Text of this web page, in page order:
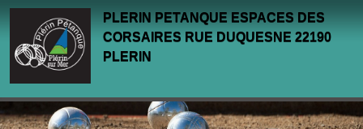
PLERIN PETANQUE ESPACES DES
CORSAIRES RUE DUQUESNE 22190
PLERIN
Panneau de gestion des cookies